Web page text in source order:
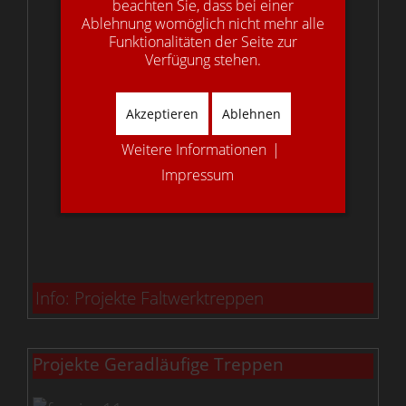
Info: Projekte Faltwerktreppen
Projekte Geradläufige Treppen
beachten Sie, dass bei einer
Ablehnung womöglich nicht mehr alle
Funktionalitäten der Seite zur
Verfügung stehen.
Akzeptieren Ablehnen
Weitere Informationen |
Impressum